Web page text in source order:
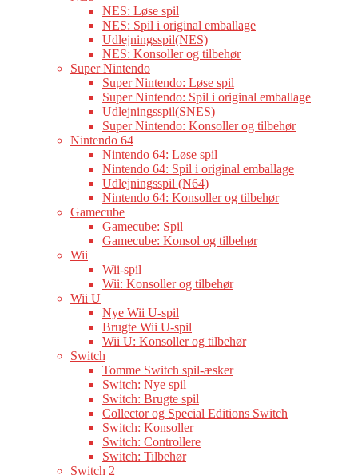
NES: Løse spil
NES: Spil i original emballage
Udlejningsspil(NES)
NES: Konsoller og tilbehør
Super Nintendo
Super Nintendo: Løse spil
Super Nintendo: Spil i original emballage
Udlejningsspil(SNES)
Super Nintendo: Konsoller og tilbehør
Nintendo 64
Nintendo 64: Løse spil
Nintendo 64: Spil i original emballage
Udlejningsspil (N64)
Nintendo 64: Konsoller og tilbehør
Gamecube
Gamecube: Spil
Gamecube: Konsol og tilbehør
Wii
Wii-spil
Wii: Konsoller og tilbehør
Wii U
Nye Wii U-spil
Brugte Wii U-spil
Wii U: Konsoller og tilbehør
Switch
Tomme Switch spil-æsker
Switch: Nye spil
Switch: Brugte spil
Collector og Special Editions Switch
Switch: Konsoller
Switch: Controllere
Switch: Tilbehør
Switch 2